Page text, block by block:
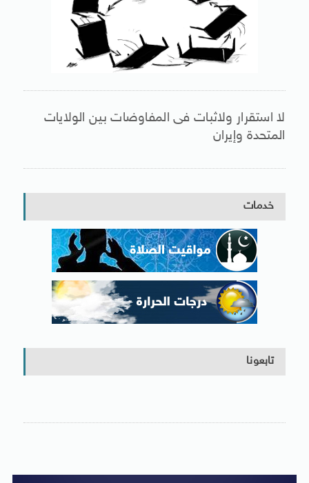
لا استقرار ولاثبات فى المفاوضات بين الولايات
المتحدة وإيران
خدمات
تابعونا